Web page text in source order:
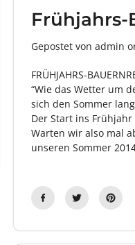
Frühjahrs-
Gepostet von admin
FRÜHJAHRS-
“Wie das Wetter um
sich den Sommer
Der Start ins
Warten wir also mal
unseren Sommer